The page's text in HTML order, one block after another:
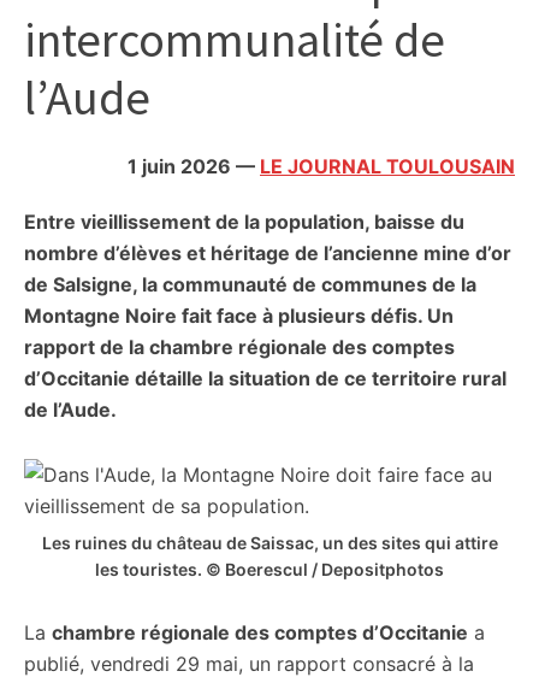
culture,
politique,
faits
citoyennes
intercommunalité de
l’Aude
1 juin 2026 — LE JOURNAL TOULOUSAIN
Entre vieillissement de la population, baisse du
nombre d’élèves et héritage de l’ancienne mine d’or
de Salsigne, la communauté de communes de la
Montagne Noire fait face à plusieurs défis. Un
rapport de la chambre régionale des comptes
d’Occitanie détaille la situation de ce territoire rural
de l’Aude.
Les ruines du château de Saissac, un des sites qui attire
les touristes. © Boerescul / Depositphotos
La chambre régionale des comptes d’Occitanie a
publié, vendredi 29 mai, un rapport consacré à la